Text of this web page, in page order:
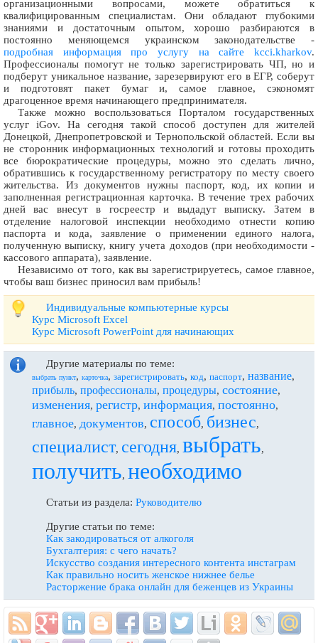
организационными вопросами, можете обратиться к
квалифицированным специалистам. Они обладают глубокими
знаниями и достаточным опытом, хорошо разбираются в
постоянно меняющемся украинском законодательстве -
подробная информация про услугу на сайте kcci.kharkov.
Профессионалы помогут не только зарегистрировать ЧП, но и
подберут уникальное название, зарезервируют его в ЕГР, соберут
и подготовят пакет бумаг и, самое главное, сэкономят
драгоценное время начинающего предпринимателя.
Также можно воспользоваться Порталом государственных
услуг iGov. На сегодня такой способ доступен для жителей
Донецкой, Днепропетровской и Тернопольской областей. Если вы
не сторонник информационных технологий и готовы проходить
все бюрократические процедуры, можно это сделать лично,
обратившись к государственному регистратору по месту своего
жительства. Из документов нужны паспорт, код, их копии и
заполненная регистрационная карточка. В течение трех рабочих
дней вас внесут в госреестр и выдадут выписку. Затем в
отделение налоговой инспекции необходимо отнести копию
паспорта и кода, заявление о применении единого налога,
полученную выписку, книгу учета доходов (при необходимости -
кассового аппарата), заявление.
Независимо от того, как вы зарегистрируетесь, самое главное,
чтобы ваш бизнес приносил вам прибыль!
Индивидуальные компьютерные курсы
Курс Microsoft Excel
Курс Microsoft PowerPoint для начинающих
Другие материалы по теме:
выбрать пункт, карточка, зарегистрировать, код, паспорт, название,
прибыль, профессионалы, процедуры, состояние,
изменения, регистр, информация, постоянно,
главное, документов, способ, бизнес,
специалист, сегодня, выбрать,
получить, необходимо
Статьи из раздела: Руководителю
Другие статьи по теме:
Как закодироваться от алкоголя
Бухгалтерия: с чего начать?
Искусство создания интересного контента инстаграм
Как правильно носить женское нижнее белье
Расторжение брака онлайн для беженцев из Украины